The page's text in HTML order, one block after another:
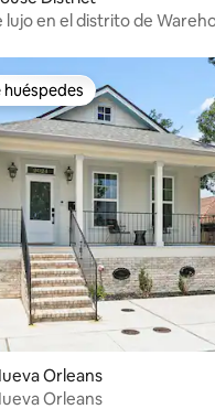
lujo en el distrito de
preferido
Orleans
Orleans